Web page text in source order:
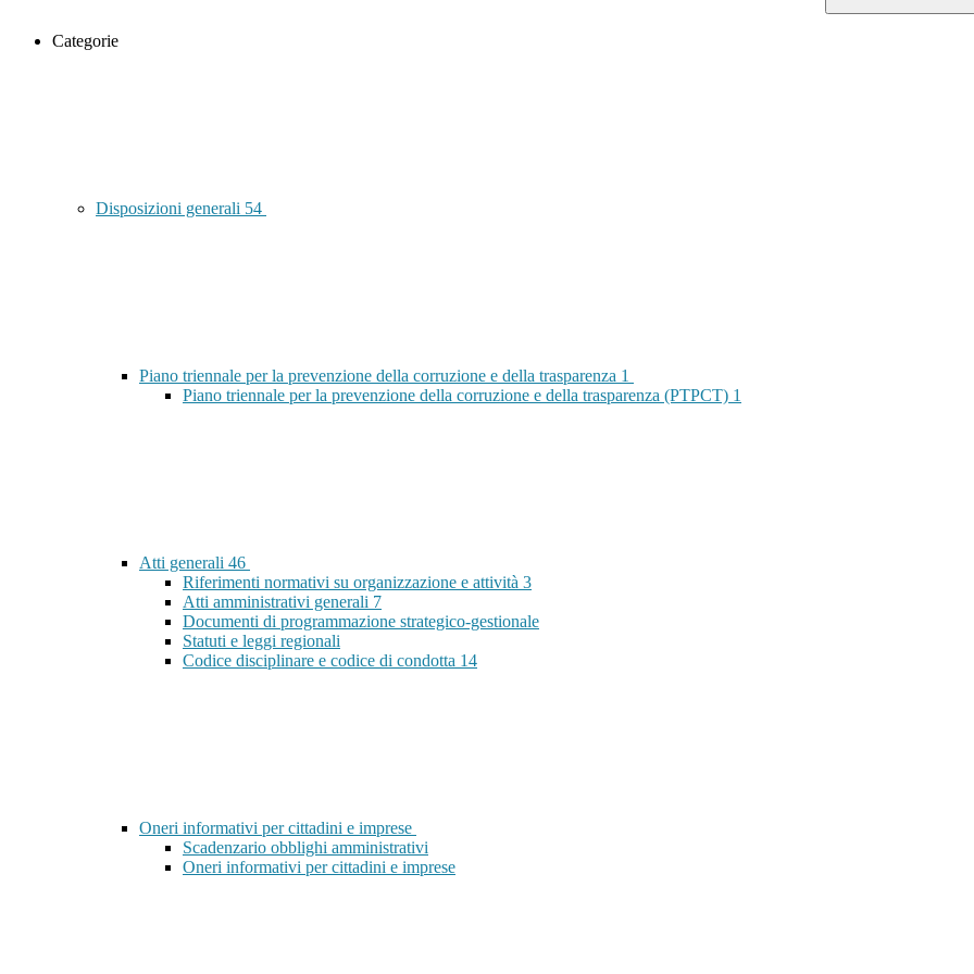
Categorie
Disposizioni generali 54
Piano triennale per la prevenzione della corruzione e della trasparenza 1
Piano triennale per la prevenzione della corruzione e della trasparenza (PTPCT) 1
Atti generali 46
Riferimenti normativi su organizzazione e attività 3
Atti amministrativi generali 7
Documenti di programmazione strategico-gestionale
Statuti e leggi regionali
Codice disciplinare e codice di condotta 14
Oneri informativi per cittadini e imprese
Scadenzario obblighi amministrativi
Oneri informativi per cittadini e imprese